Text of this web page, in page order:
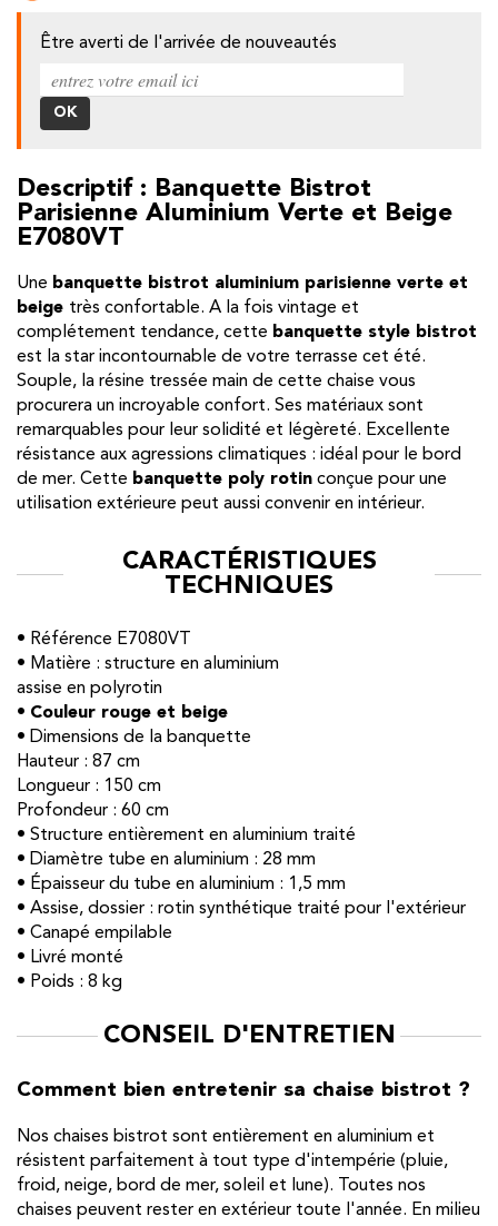
Être averti de l'arrivée de nouveautés
Descriptif : Banquette Bistrot
Parisienne Aluminium Verte et Beige
E7080VT
Une banquette bistrot aluminium parisienne verte et
beige très confortable. A la fois vintage et
complétement tendance, cette banquette style bistrot
est la star incontournable de votre terrasse cet été.
Souple, la résine tressée main de cette chaise vous
procurera un incroyable confort. Ses matériaux sont
remarquables pour leur solidité et légèreté. Excellente
résistance aux agressions climatiques : idéal pour le bord
de mer. Cette banquette poly rotin conçue pour une
utilisation extérieure peut aussi convenir en intérieur.
CARACTÉRISTIQUES
TECHNIQUES
• Référence E7080VT
• Matière : structure en aluminium
assise en polyrotin
• Couleur rouge et beige
• Dimensions de la banquette
Hauteur : 87 cm
Longueur : 150 cm
Profondeur : 60 cm
• Structure entièrement en aluminium traité
• Diamètre tube en aluminium : 28 mm
• Épaisseur du tube en aluminium : 1,5 mm
• Assise, dossier : rotin synthétique traité pour l'extérieur
• Canapé empilable
• Livré monté
• Poids : 8 kg
CONSEIL D'ENTRETIEN
Comment bien entretenir sa chaise bistrot ?
Nos chaises bistrot sont entièrement en aluminium et
résistent parfaitement à tout type d'intempérie (pluie,
froid, neige, bord de mer, soleil et lune). Toutes nos
chaises peuvent rester en extérieur toute l'année. En milieu